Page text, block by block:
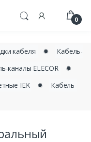
0
кабеля ✹
Кабель-
каналы ELECOR
✹
IEK
✹
Кабель-